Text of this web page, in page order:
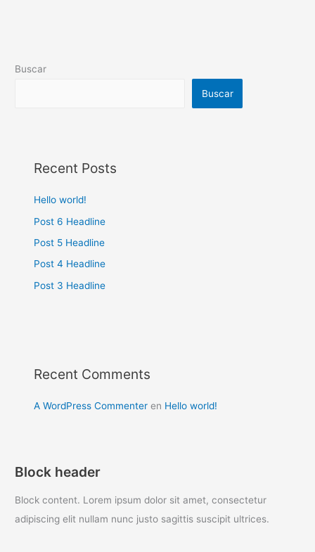
Buscar
Buscar
Recent Posts
Hello world!
Post 6 Headline
Post 5 Headline
Post 4 Headline
Post 3 Headline
Recent Comments
A WordPress Commenter en Hello world!
Block header
Block content. Lorem ipsum dolor sit amet, consectetur
adipiscing elit nullam nunc justo sagittis suscipit ultrices.